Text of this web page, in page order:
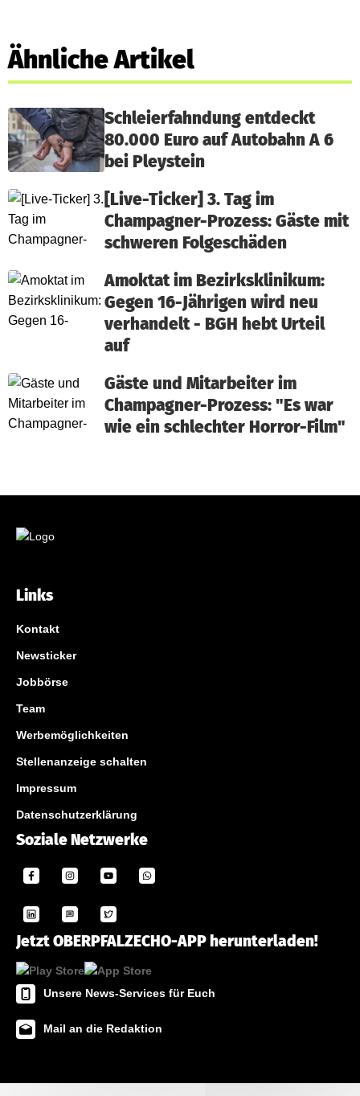
Ähnliche Artikel
Schleierfahndung entdeckt
80.000 Euro auf Autobahn A 6
bei Pleystein
[Live-Ticker] 3. Tag im
Champagner-Prozess: Gäste mit
schweren Folgeschäden
Amoktat im Bezirksklinikum:
Gegen 16-Jährigen wird neu
verhandelt - BGH hebt Urteil
auf
Gäste und Mitarbeiter im
Champagner-Prozess: "Es war
wie ein schlechter Horror-Film"
Links
Kontakt
Newsticker
Jobbörse
Team
Werbemöglichkeiten
Stellenanzeige schalten
Impressum
Datenschutzerklärung
Soziale Netzwerke
Jetzt OBERPFALZECHO-APP herunterladen!
Unsere News-Services für Euch
Mail an die Redaktion